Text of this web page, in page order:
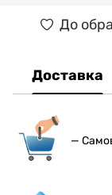
До
Доставка
— С